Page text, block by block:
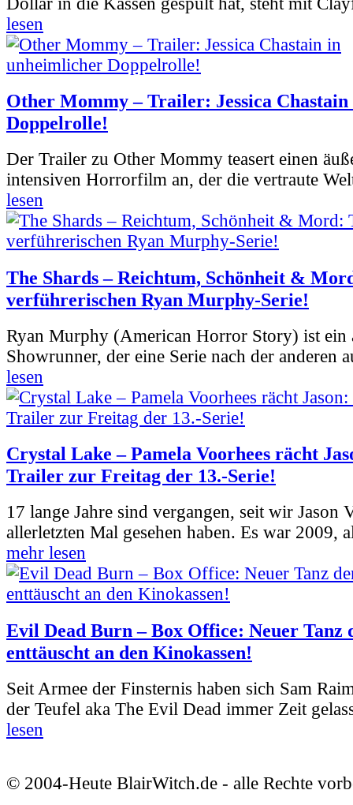
lesen
Other Mommy – Trailer: Jessica
Doppelrolle!
Der Trailer zu Other Mommy teasert einen
intensiven Horrorfilm an, der die vertraute
lesen
The Shards – Reichtum, Schönheit &
verführerischen Ryan Murphy-Serie!
Ryan Murphy (American Horror Story) ist ein
Showrunner, der eine Serie nach der anderen
lesen
Crystal Lake – Pamela Voorhees rächt
Trailer zur Freitag der 13.-Serie!
17 lange Jahre sind vergangen, seit wir Jason
allerletzten Mal gesehen haben. Es war 2009,
mehr lesen
Evil Dead Burn – Box Office: Neuer Tanz
enttäuscht an den Kinokassen!
Seit Armee der Finsternis haben sich Sam
der Teufel aka The Evil Dead immer Zeit
lesen
© 2004-Heute BlairWitch.de - alle Rechte